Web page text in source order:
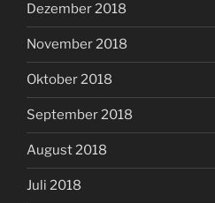
Dezember 2018
November 2018
Oktober 2018
September 2018
August 2018
Juli 2018